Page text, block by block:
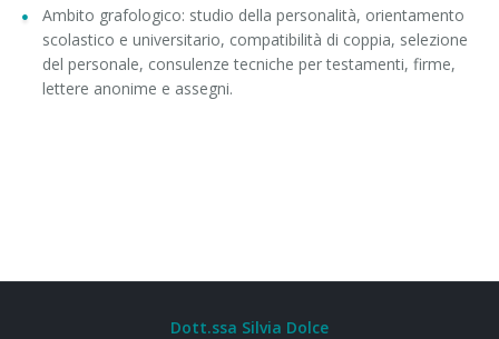
Ambito grafologico: studio della personalità, orientamento
scolastico e universitario, compatibilità di coppia, selezione
del personale, consulenze tecniche per testamenti, firme,
lettere anonime e assegni.
Dott.ssa Silvia Dolce